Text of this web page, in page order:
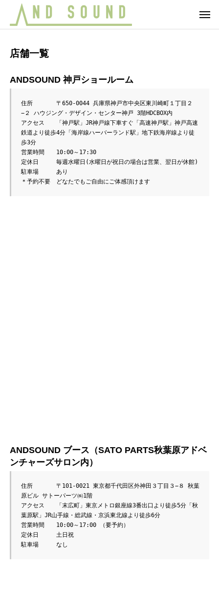
店舗一覧
ANDSOUND 神戸ショールーム
住所　　　　〒650-0044 兵庫県神戸市中央区東川崎町１丁目２
−２ ハウジング・デザイン・センター神戸 3階HDCBOX内
アクセス　　「神戸駅」JR神戸線下車すぐ「高速神戸駅」神戸高速
鉄道より徒歩4分「海岸線ハーバーランド駅」地下鉄海岸線より徒
歩3分
営業時間　　10:00～17:30
定休日　　　毎週水曜日(水曜日が祝日の場合は営業、翌日が休館)
駐車場　　　あり
＊予約不要　どなたでもご自由にご体感頂けます
ANDSOUND ブース（SATO PARTS秋葉原アドベ
ンチャーズサロン内）
住所　　　　〒101-0021 東京都千代田区外神田３丁目３−８ 秋葉
原ビル サトーパーツ㈱1階
アクセス　　「末広町」東京メトロ銀座線3番出口より徒歩5分「秋
葉原駅」JR山手線・総武線・京浜東北線より徒歩6分
営業時間　　10:00～17:00 （要予約）
定休日　　　土日祝
駐車場　　　なし